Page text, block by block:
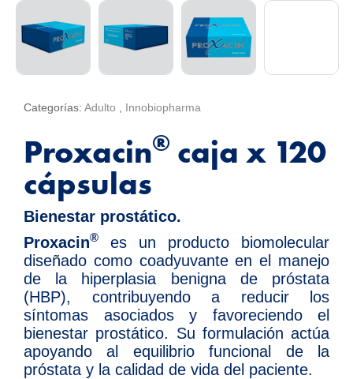
Categorías: Adulto Innobiopharma
Proxacin® caja x 120
cápsulas
Bienestar prostático.
Proxacin®
es un producto biomolecular
diseñado como coadyuvante en el manejo
de la hiperplasia benigna de próstata
(HBP), contribuyendo a reducir los
síntomas asociados y favoreciendo el
bienestar prostático. Su formulación actúa
apoyando al equilibrio funcional de la
próstata y la calidad de vida del paciente.